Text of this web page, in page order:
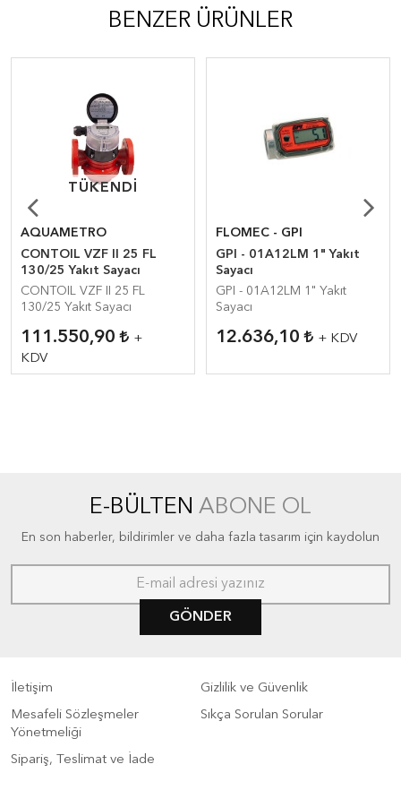
BENZER ÜRÜNLER
TÜKENDI
TÜKENDI
AQUAMETRO
CONTOIL VZF II 25 FL
130/25 Yakıt Sayacı
CONTOIL VZF II 25 FL
130/25 Yakıt Sayacı
111.550,90
+
KDV
FLOMEC - GPI
GPI - 01A12LM 1" Yakıt
Sayacı
GPI - 01A12LM 1" Yakıt
Sayacı
12.636,10 + KDV
E-BÜLTEN ABONE OL
En son haberler, bildirimler ve daha fazla tasarım için kaydolun
GÖNDER
İletişim
Gizlilik ve Güvenlik
Mesafeli Sözleşmeler
Yönetmeliği
Sıkça Sorulan Sorular
Sipariş, Teslimat ve İade